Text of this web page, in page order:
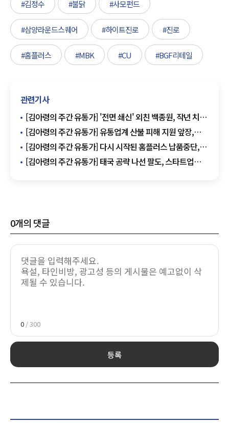
#김정수 #불닭 #사모펀드
#삼양라운드스퀘어 #하이트진로 #진로
#홈플러스 #MBK #CU #BGF리테일
관련기사
[김아령의 주간 유통가] '전면 쇄신' 외친 백종원, 작년 치킨
1위 bhc
[김아령의 주간 유통가] 유통업계 산불 피해 지원 앞장,
구지은 아워홈 매각 우려
[김아령의 주간 유통가] 다시 시작된 홈플러스 납품중단,
흑자전환 남양유업
[김아령의 주간 유통가] 태국 공략 나선 팔도, 스타트업
0개의 댓글
0 / 300
등록